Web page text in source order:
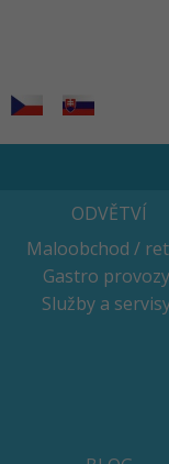
ODVĚTVÍ
Maloobchod /
Gastro provozy
Služby a